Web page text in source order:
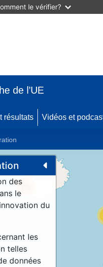
le vérifier?
de l’UE
résultats Vidéos et
des
le
du
les
telles
données
192